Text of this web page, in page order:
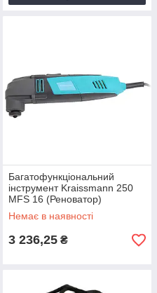
Багатофункціональний
інструмент Kraissmann 250
MFS 16 (Реноватор)
Немає в наявності
3 236,25 ₴